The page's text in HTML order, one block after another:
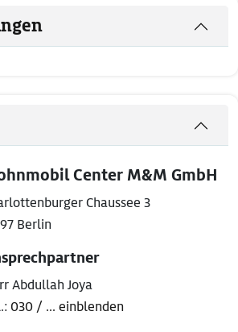
Center M&M GmbH
Chaussee 3
Berlin
Abdullah Joya
030 / ... einblenden